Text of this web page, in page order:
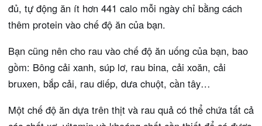
đủ, tự động ăn ít hơn 441 calo mỗi ngày chỉ bằng cách
thêm protein vào chế độ ăn của bạn.
Bạn cũng nên cho rau vào chế độ ăn uống của bạn, bao
gồm: Bông cải xanh, súp lơ, rau bina, cải xoăn, cải
bruxen, bắp cải, rau diếp, dưa chuột, cần tây…
Một chế độ ăn dựa trên thịt và rau quả có thể chứa tất cả